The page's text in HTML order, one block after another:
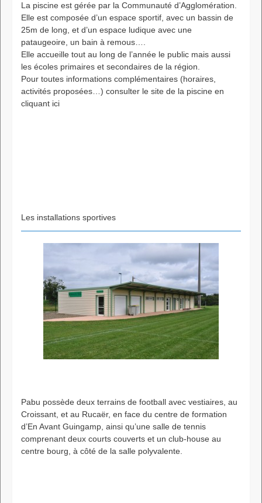
La piscine est gérée par la Communauté d’Agglomération.
Elle est composée d’un espace sportif, avec un bassin de
25m de long, et d’un espace ludique avec une
pataugeoire, un bain à remous….
Elle accueille tout au long de l’année le public mais aussi
les écoles primaires et secondaires de la région.
Pour toutes informations complémentaires (horaires,
activités proposées…) consulter le site de la piscine en
cliquant ici
Les installations sportives
Pabu possède deux terrains de football avec vestiaires, au
Croissant, et au Rucaër, en face du centre de formation
d’En Avant Guingamp, ainsi qu’une salle de tennis
comprenant deux courts couverts et un club-house au
centre bourg, à côté de la salle polyvalente.